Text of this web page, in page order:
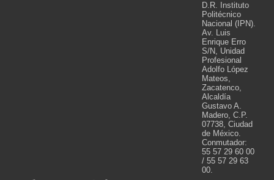
D.R. Instituto
Politécnico
Nacional (IPN).
Av. Luis
Enrique Erro
S/N, Unidad
Profesional
Adolfo López
Mateos,
Zacatenco,
Alcaldía
Gustavo A.
Madero, C.P.
07738, Ciudad
de México.
Conmutador:
55 57 29 60 00
/ 55 57 29 63
00.